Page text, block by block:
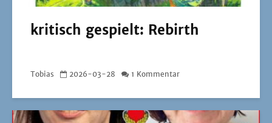
kritisch gespielt: Rebirth
Tobias 2026-03-28 1 Kommentar